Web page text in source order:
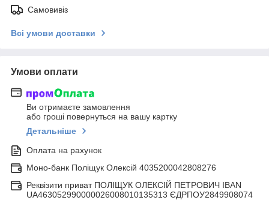
Самовивіз
Всі умови доставки
Умови оплати
Ви отримаєте замовлення
або гроші повернуться на вашу картку
Детальніше
Оплата на рахунок
Моно-банк Поліщук Олексій 4035200042808276
Реквізити приват ПОЛІЩУК ОЛЕКСІЙ ПЕТРОВИЧ IBAN
UA463052990000026008010135313 ЄДРПОУ2849908074